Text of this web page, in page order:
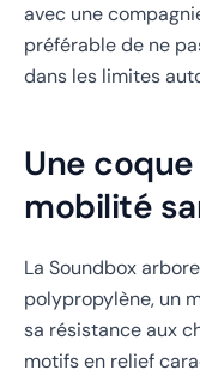
avec une
préférable de ne
dans les limites
Une
mobilité
La Soundbox
polypropylène, un
sa résistance aux
motifs en relief